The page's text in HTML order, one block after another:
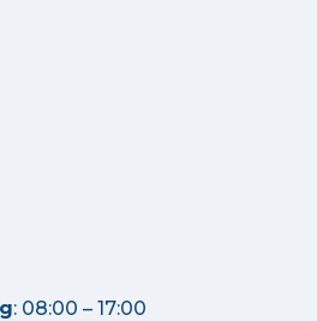
: 08:00 – 17:00